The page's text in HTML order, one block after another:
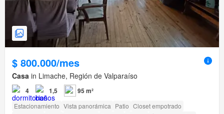
$ 800.000/mes
Casa in Limache, Región de Valparaíso
4 1,5 95 m²
Estacionamiento Vista panorámica Patio Closet empotrado